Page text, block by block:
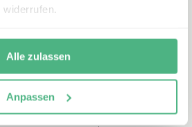
Alle zulassen
Anpassen
Montag – Freitag:
nach individueller